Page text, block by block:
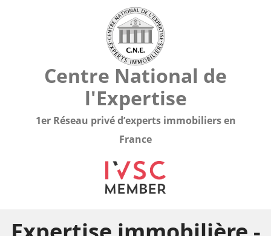
Centre National de
l'Expertise
1er Réseau privé d’experts immobiliers en
France